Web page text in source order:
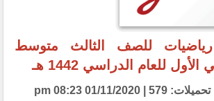
للصف الثالث متوسط
للعام الدراسي 1442 هـ